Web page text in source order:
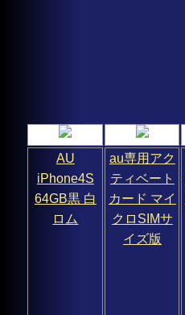
AU
iPhone4S
64GB黒 白
ロム
au専用アク
ティベート
カード マイ
クロSIMサ
イズ版